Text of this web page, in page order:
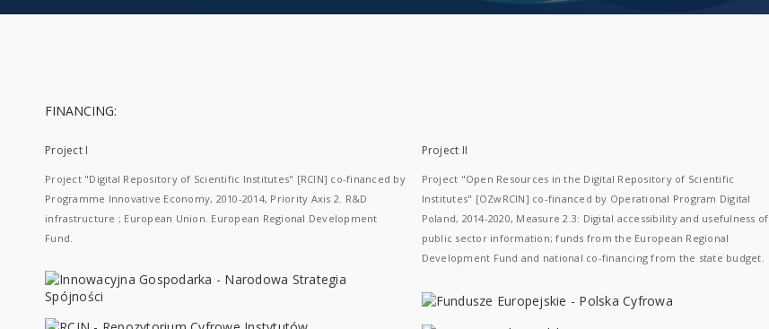
FINANCING:
Project I
Project "Digital Repository of Scientific Institutes" [RCIN] co-financed by
Programme Innovative Economy, 2010-2014, Priority Axis 2. R&D
infrastructure ; European Union. European Regional Development
Fund.
Project II
Project "Open Resources in the Digital Repository of Scientific
Institutes" [OZwRCIN] co-financed by Operational Program Digital
Poland, 2014-2020, Measure 2.3: Digital accessibility and usefulness of
public sector information; funds from the European Regional
Development Fund and national co-financing from the state budget.